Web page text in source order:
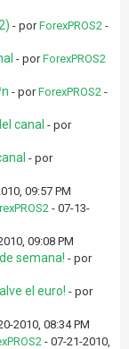
- porForexPROS2 -
- porForexPROS2
- porForexPROS2 -
canal - por
- por
09:57 PM
- 07-13-
09:08 PM
semana! - por
el euro! - por
2010, 08:34 PM
- 07-21-2010,